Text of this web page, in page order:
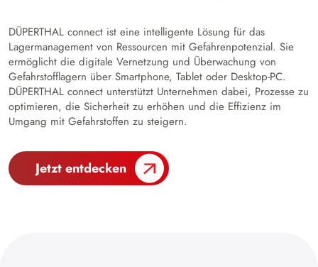
DÜPERTHAL connect ist eine intelligente Lösung für das
Lagermanagement von Ressourcen mit Gefahrenpotenzial. Sie
ermöglicht die digitale Vernetzung und Überwachung von
Gefahrstofflagern über Smartphone, Tablet oder Desktop-PC.
DÜPERTHAL connect unterstützt Unternehmen dabei, Prozesse zu
optimieren, die Sicherheit zu erhöhen und die Effizienz im
Umgang mit Gefahrstoffen zu steigern.
Jetzt entdecken